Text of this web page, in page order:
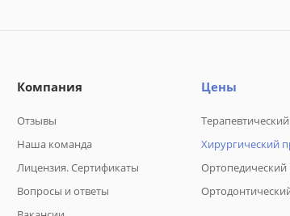
Компания
Отзывы
Наша команда
Лицензия. Сертификаты
Вопросы и ответы
Цены
Хирургический